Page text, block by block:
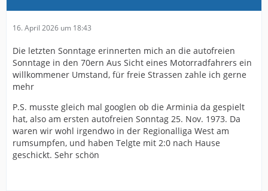
16. April 2026 um 18:43
Die letzten Sonntage erinnerten mich an die autofreien
Sonntage in den 70ern Aus Sicht eines Motorradfahrers ein
willkommener Umstand, für freie Strassen zahle ich gerne
mehr
P.S. musste gleich mal googlen ob die Arminia da gespielt
hat, also am ersten autofreien Sonntag 25. Nov. 1973. Da
waren wir wohl irgendwo in der Regionalliga West am
rumsumpfen, und haben Telgte mit 2:0 nach Hause
geschickt. Sehr schön